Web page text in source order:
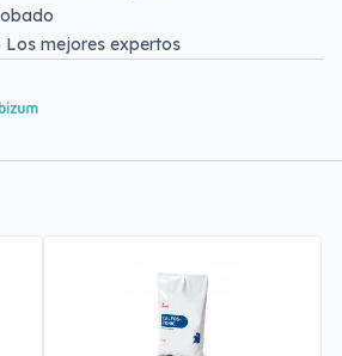
Los mejores expertos